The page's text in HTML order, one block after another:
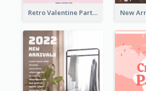
Retro Valentine Party Pink Flyers Design Templates